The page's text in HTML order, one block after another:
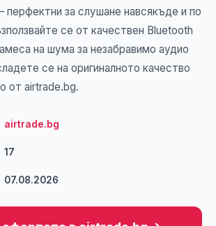
перфектни за слушане навсякъде и по
се от качествен Bluetooth
на шума за незабравимо аудио
се на оригиналното качество
от airtrade.bg.
airtrade.bg
17
07.08.2026